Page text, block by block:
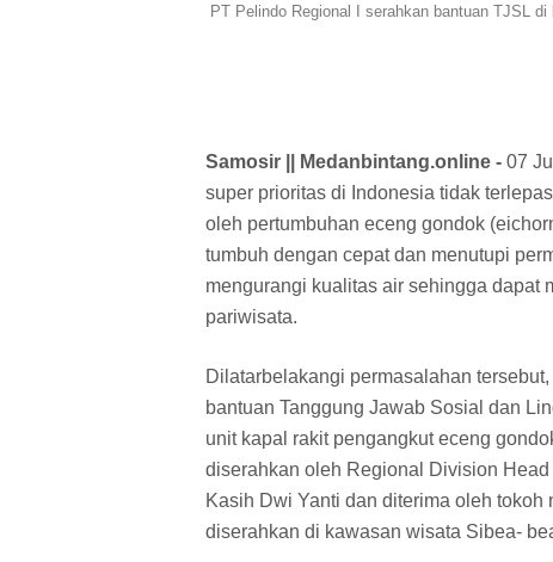
PT Pelindo Regional I serahkan bantuan TJSL
Samosir || Medanbintang.online - 07
super prioritas di Indonesia tidak
oleh pertumbuhan eceng gondok
tumbuh dengan cepat dan menutupi
mengurangi kualitas air sehingga dapat
pariwisata.
Dilatarbelakangi permasalahan
bantuan Tanggung Jawab Sosial dan
unit kapal rakit pengangkut eceng
diserahkan oleh Regional Division
Kasih Dwi Yanti dan diterima oleh
diserahkan di kawasan wisata Sibea-